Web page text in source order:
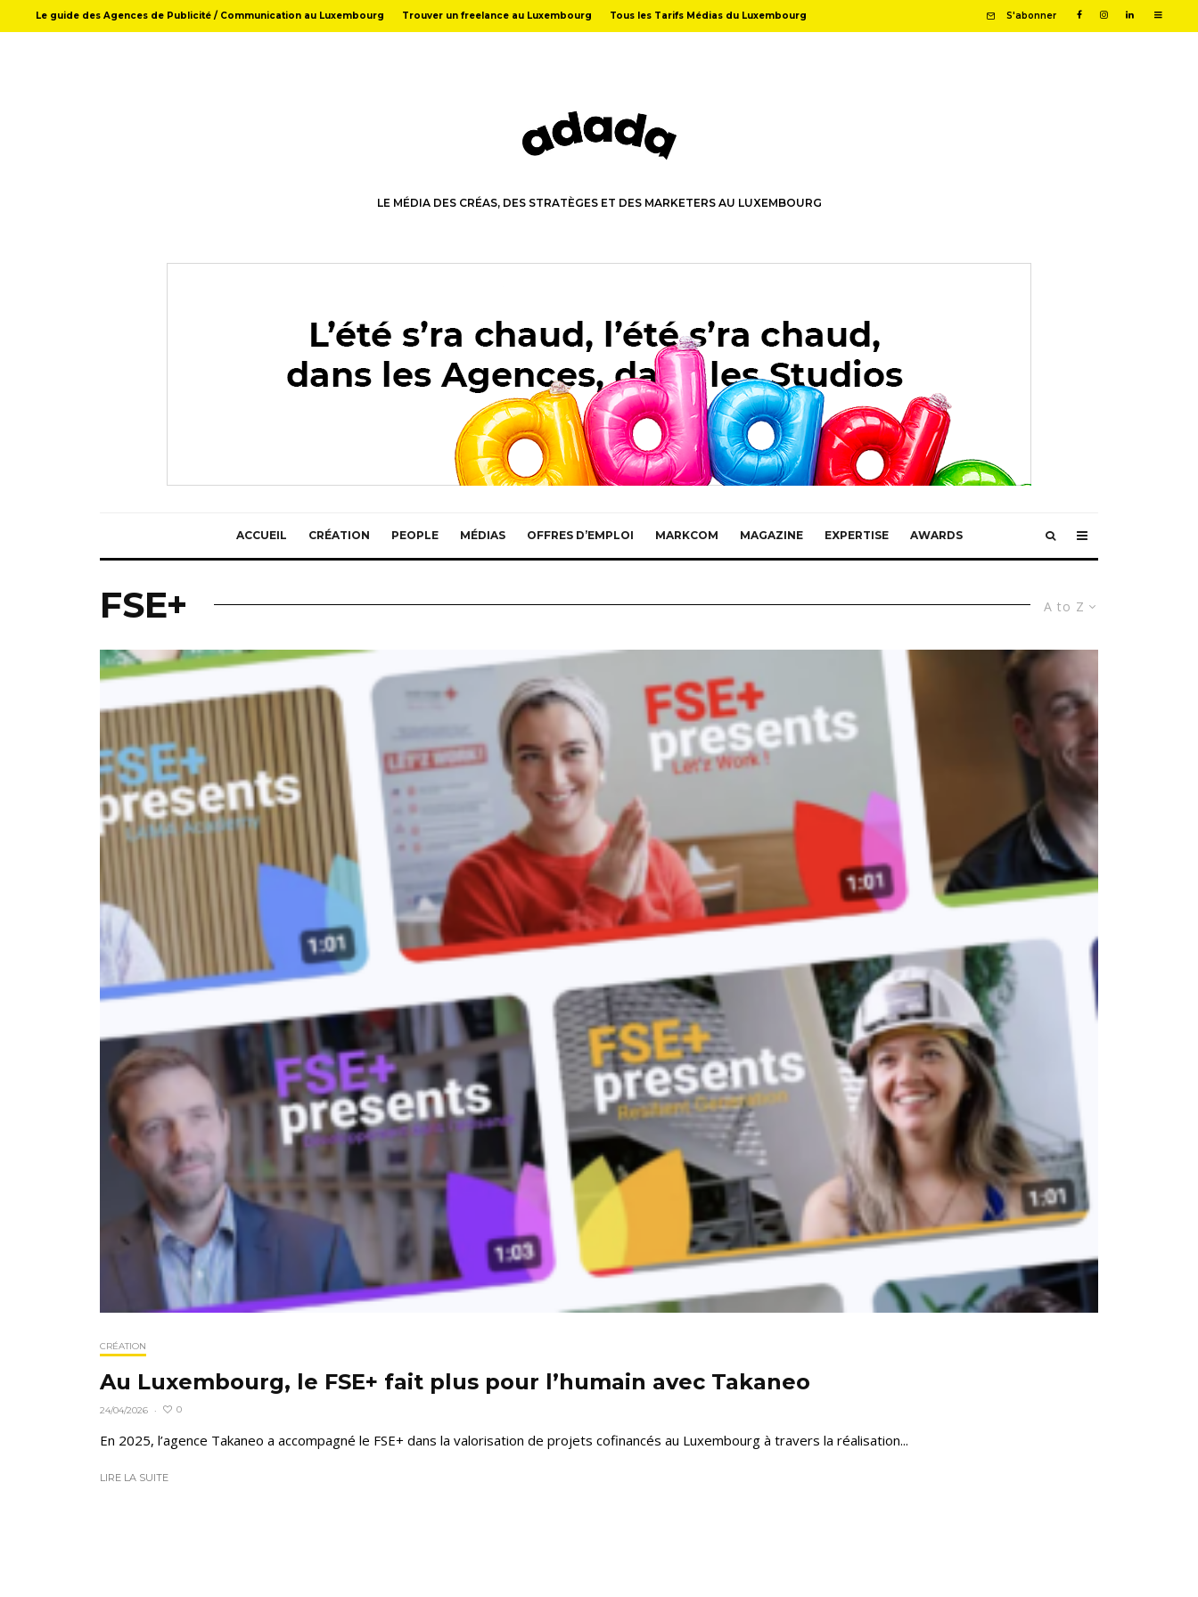
Le guide des Agences de Publicité / Communication au Luxembourg Trouver un freelance au Luxembourg Tous les Tarifs Médias du Luxembourg S'abonner
LE MÉDIA DES CRÉAS, DES STRATÈGES ET DES MARKETERS AU LUXEMBOURG
ACCUEIL CRÉATION PEOPLE MÉDIAS OFFRES D’EMPLOI MARKCOM MAGAZINE EXPERTISE AWARDS
A to Z
FSE+
CRÉATION
Au Luxembourg, le FSE+ fait plus pour l’humain avec Takaneo
24/04/2026 · 0
En 2025, l’agence Takaneo a accompagné le FSE+ dans la valorisation de projets cofinancés au Luxembourg à travers la réalisation...
LIRE LA SUITE